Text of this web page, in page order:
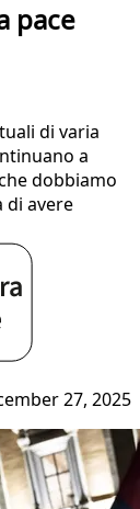
pace
di varia
a
dobbiamo
di avere
27, 2025